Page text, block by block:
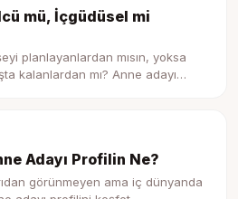
mü, İçgüdüsel mi
planlayanlardan mısın, yoksa
kalanlardan mı? Anne adayı
Adayı Profilin Ne?
görünmeyen ama iç dünyanda